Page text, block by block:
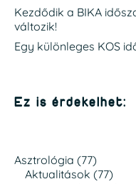
Kezdődik a BIKA
változik!
Egy különleges KOS
Ez is érdekelhet:
Asztrológia (77)
Aktualitások (77)